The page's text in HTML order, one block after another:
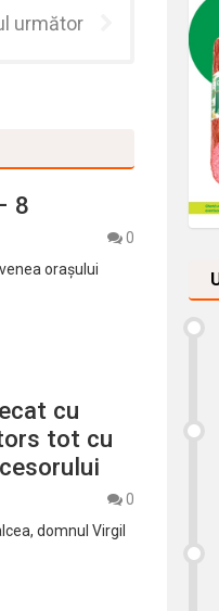
următor
8
0
orașului
cu
tot cu
0
domnul Virgil